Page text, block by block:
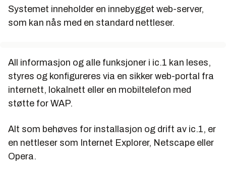
Systemet inneholder en innebygget web-server,
som kan nås med en standard nettleser.
All informasjon og alle funksjoner i ic.1 kan leses,
styres og konfigureres via en sikker web-portal fra
internett, lokalnett eller en mobiltelefon med
støtte for WAP.
Alt som behøves for installasjon og drift av ic.1, er
en nettleser som Internet Explorer, Netscape eller
Opera.